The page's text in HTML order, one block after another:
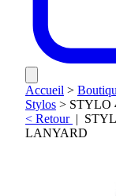
Accueil >
Stylos > STYLO
< Retour |
LANYARD